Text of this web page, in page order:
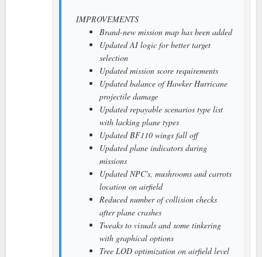
IMPROVEMENTS
Brand-new mission map has been added
Updated AI logic for better target
selection
Updated mission score requirements
Updated balance of Hawker Hurricane
projectile damage
Updated repayable scenarios type list
with lacking plane types
Updated BF110 wings fall off
Updated plane indicators during
missions
Updated NPC's, mushrooms and carrots
location on airfield
Reduced number of collision checks
after plane crashes
Tweaks to visuals and some tinkering
with graphical options
Tree LOD optimization on airfield level